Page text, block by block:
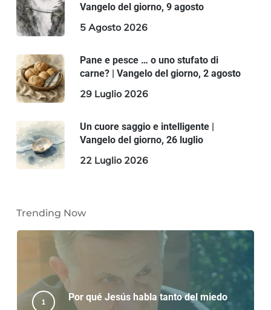
Vangelo del giorno, 9 agosto
5 Agosto 2026
Pane e pesce … o uno stufato di
carne? | Vangelo del giorno, 2 agosto
29 Luglio 2026
Un cuore saggio e intelligente |
Vangelo del giorno, 26 luglio
22 Luglio 2026
Trending Now
Por qué Jesús habla tanto del miedo